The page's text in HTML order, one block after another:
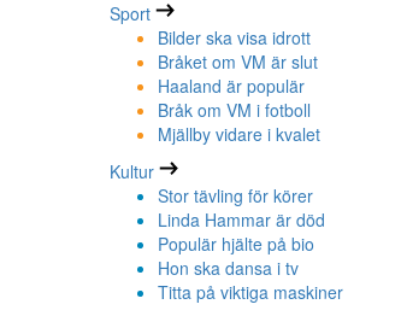
Sport
Bilder ska visa idrott
Bråket om VM är slut
Haaland är populär
Bråk om VM i fotboll
Mjällby vidare i kvalet
Kultur
Stor tävling för körer
Linda Hammar är död
Populär hjälte på bio
Hon ska dansa i tv
Titta på viktiga maskiner